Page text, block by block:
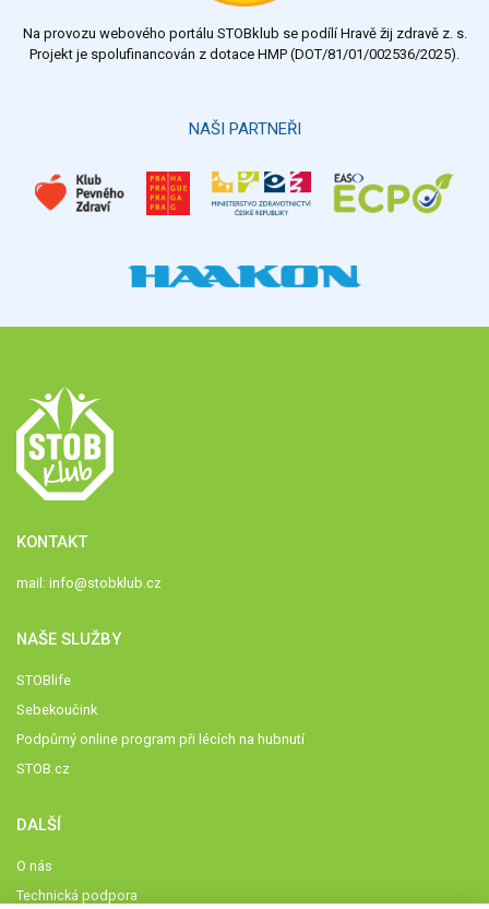
Výsledky Všechny ankety
Na provozu webového portálu STOBklub se podílí Hravě žij zdravě z. s.
Projekt je spolufinancován z dotace HMP (DOT/81/01/002536/2025).
NAŠI PARTNEŘI
KONTAKT
mail: info@stobklub.cz
NAŠE SLUŽBY
STOBlife
Sebekoučink
Podpůrný online program při lécích na hubnutí
STOB.cz
DALŠÍ
O nás
Technická podpora